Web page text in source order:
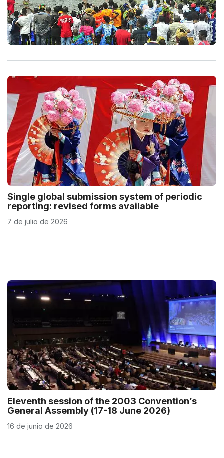
Single global submission system of periodic
reporting: revised forms available
7 de julio de 2026
Eleventh session of the 2003 Convention’s
General Assembly (17-18 June 2026)
16 de junio de 2026